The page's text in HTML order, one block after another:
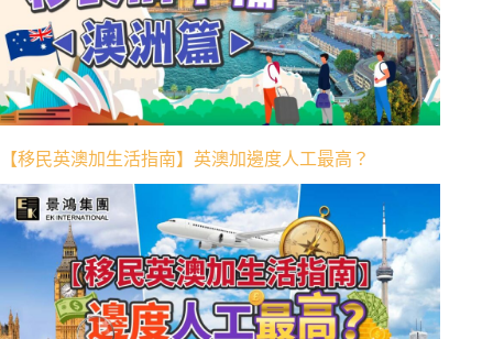
【移民英澳加生活指南】英澳加邊度人工最高？